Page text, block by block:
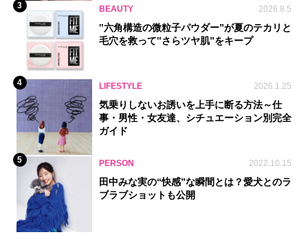
3 BEAUTY 2026.8.5
‟六角構造の微粒子パウダー”が夏のテカリと
毛穴を救って‟さらツヤ肌”をキープ
4 LIFESTYLE 2026.1.25
気乗りしないお誘いを上手に断る方法～仕
事・男性・女友達、シチュエーション別完全
ガイド
5 PERSON 2022.10.15
田中みな実の“快感”な瞬間とは？愛犬とのラ
ブラブショットも公開